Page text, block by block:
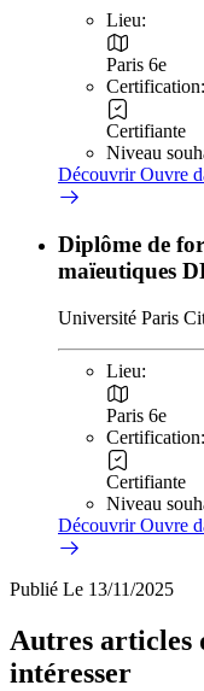
Lieu:
Paris 6e
Certification:
Certifiante
Niveau
DécouvrirOuvre
Diplôme de
maïeutiques
Université Paris
Lieu:
Paris 6e
Certification:
Certifiante
Niveau
DécouvrirOuvre
Publié Le 13/11/2025
Autres articles
intéresser